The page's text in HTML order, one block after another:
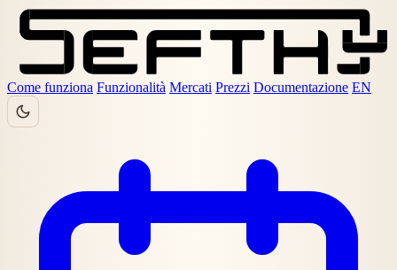
Come funziona Funzionalità Mercati Prezzi Documentazione EN